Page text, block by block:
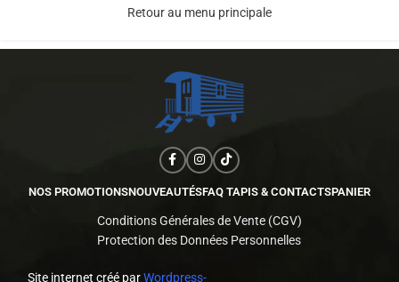
Retour au menu principale
NOS PROMOTIONSNOUVEAUTÉSFAQ TAPIS & CONTACTSPANIER
Conditions Générales de Vente (CGV)
Protection des Données Personnelles
Site internet créé parWordpress-